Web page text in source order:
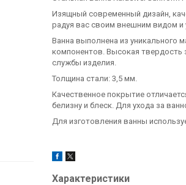
Изящный современный дизайн,
радуя вас своим внешним видом и
Ванна выполнена из уникального
компонентов. Высокая твердость
службы изделия.
Толщина стали: 3,5 мм.
Качественное покрытие
белизну и блеск. Для ухода за
Для изготовления ванны
Характеристики